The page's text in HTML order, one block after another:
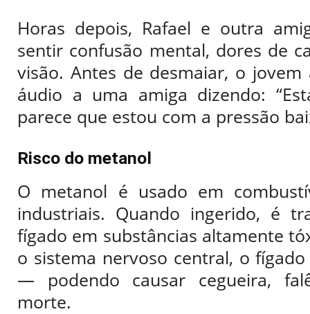
Horas depois, Rafael e outra
sentir confusão mental, dores de
visão. Antes de desmaiar, o
áudio a uma amiga dizendo:
parece que estou com a pressão
Risco do metanol
O metanol é usado em
industriais. Quando ingerido, é
fígado em substâncias altamente
o sistema nervoso central, o
— podendo causar cegueira,
morte.